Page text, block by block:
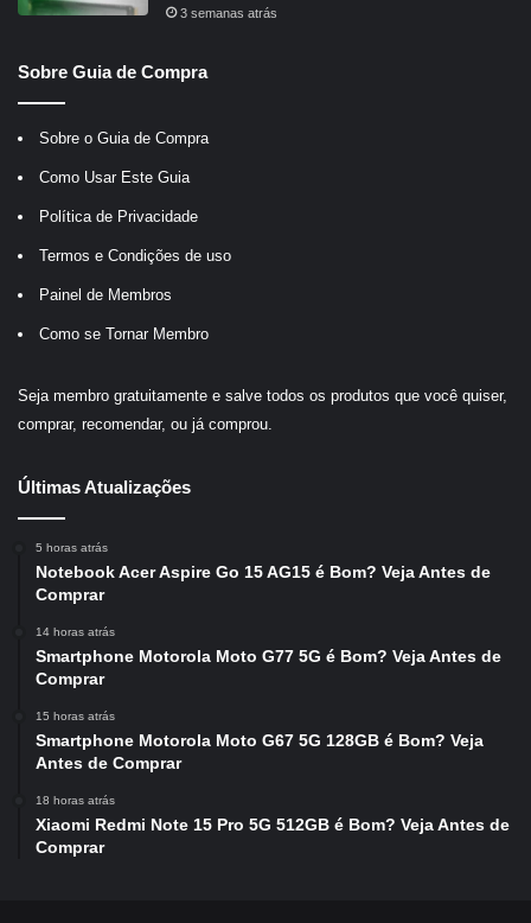
3 semanas atrás
Sobre Guia de Compra
Sobre o Guia de Compra
Como Usar Este Guia
Política de Privacidade
Termos e Condições de uso
Painel de Membros
Como se Tornar Membro
Seja membro gratuitamente e salve todos os produtos que você quiser,
comprar, recomendar, ou já comprou.
Últimas Atualizações
5 horas atrás
Notebook Acer Aspire Go 15 AG15 é Bom? Veja Antes de
Comprar
14 horas atrás
Smartphone Motorola Moto G77 5G é Bom? Veja Antes de
Comprar
15 horas atrás
Smartphone Motorola Moto G67 5G 128GB é Bom? Veja
Antes de Comprar
18 horas atrás
Xiaomi Redmi Note 15 Pro 5G 512GB é Bom? Veja Antes de
Comprar